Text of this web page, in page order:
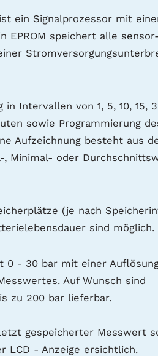
ein Signalprozessor mit
EPROM speichert alle
in Intervallen von 1, 5, 10, 15,
sowie Programmierung
Aufzeichnung besteht aus
Minimal- oder
(je nach
sind möglich.
0 - 30 bar mit einer
Auf Wunsch sind
zu 200 bar lieferbar.
gespeicherter Messwert
LCD - Anzeige ersichtlich.